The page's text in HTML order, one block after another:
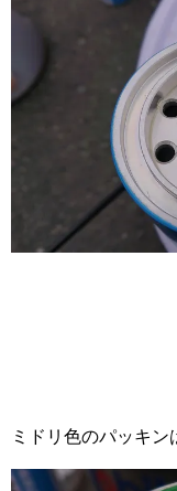
ミドリ色のパッキン